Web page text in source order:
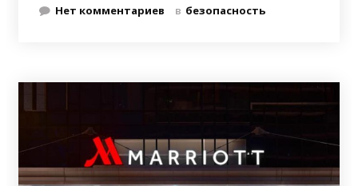
Нет комментариев в безопасность